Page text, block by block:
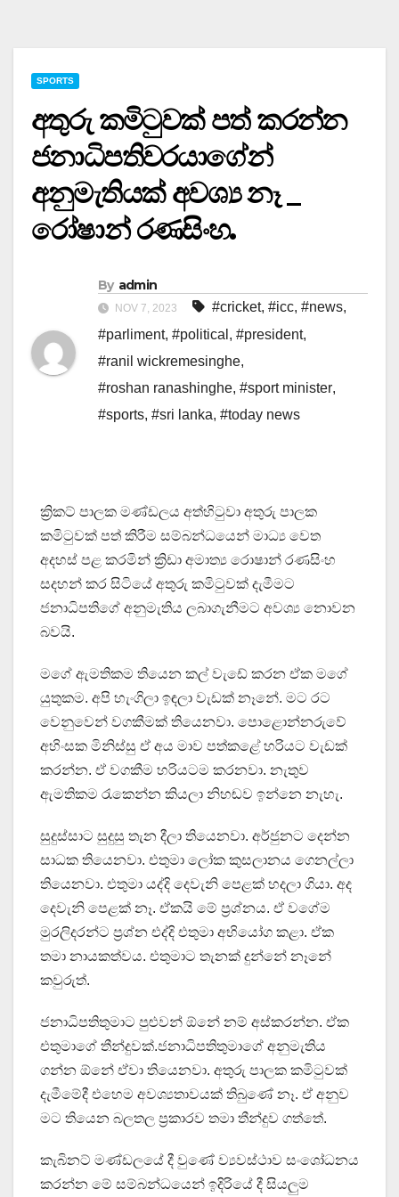
SPORTS
අතුරු කමිටුවක් පත් කරන්න
ජනාධිපතිවරයාගේන්
අනුමැතියක් අවශ්‍ය නෑ _
රෝෂාන් රණසිංහ.
By admin
NOV 7, 2023 #cricket, #icc, #news,
#parliment, #political , #president,
#ranil wickremesinghe,
#roshan ranashinghe, #sport minister,
#sports, #sri lanka, #today news
ක්‍රිකට් පාලක මණ්ඩලය අත්හිටුවා අතුරු පාලක
කමිටුවක් පත් කිරීම සම්බන්ධයෙන් මාධ්‍ය වෙත
අදහස් පළ කරමින් ක්‍රිඩා අමාත්‍ය රොෂාන් රණසිංහ
සදහන් කර සිටියේ අතුරු කමිටුවක් දැමීමට
ජනාධිපතිගේ අනුමැතිය ලබාගැනීමට අවශ්‍ය නොවන
බවයි.
මගේ ඇමතිකම තියෙන කල් වැඩේ කරන ඒක මගේ
යුතුකම. අපි හැංගිලා ඉඳලා වැඩක් නෑනේ. මට රට
වෙනුවෙන් වගකීමක් තියෙනවා. පොළොන්නරුවේ
අහිංසක මිනිස්සු ඒ අය මාව පත්කළේ හරියට වැඩක්
කරන්න. ඒ වගකීම හරියටම කරනවා. නැතුව
ඇමතිකම රැකෙන්න කියලා නිහඬව ඉන්නෙ නැහැ.
සුදුස්සාට සුදුසු තැන දීලා තියෙනවා. අර්ජුනට දෙන්න
සාධක තියෙනවා. එතුමා ලෝක කුසලානය ගෙනල්ලා
තියෙනවා. එතුමා යද්දි දෙවැනි පෙළක් හදලා ගියා. අද
දෙවැනි පෙළක් නෑ. ඒකයි මේ ප්‍රශ්නය. ඒ වගේම
මුරලිදරන්ට ප්‍රශ්න එද්දි එතුමා අභියෝග කළා. ඒක
තමා නායකත්වය. එතුමාට තැනක් දුන්නේ නෑනේ
කවුරුත්.
ජනාධිපතිතුමාට පුළුවන් ඕනේ නම් අස්කරන්න. ඒක
එතුමාගේ තීන්දුවක්.ජනාධිපතිතුමාගේ අනුමැතිය
ගන්න ඕනේ ඒවා තියෙනවා. අතුරු පාලක කමිටුවක්
දැමීමේදී එහෙම අවශ්‍යතාවයක් තිබුණේ නෑ. ඒ අනුව
මට තියෙන බලතල ප්‍රකාරව තමා තීන්දුව ගත්තේ.
කැබිනට් මණ්ඩලයේ දී වුණේ ව්‍යවස්ථාව සංශෝධනය
කරන්න මේ සම්බන්ධයෙන් ඉදිරියේ දී සියලුම